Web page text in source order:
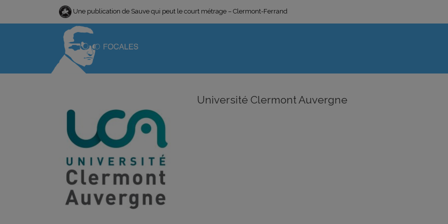
Une publication de Sauve qui peut le court métrage – Clermont-Ferrand
Université Clermont Auvergne